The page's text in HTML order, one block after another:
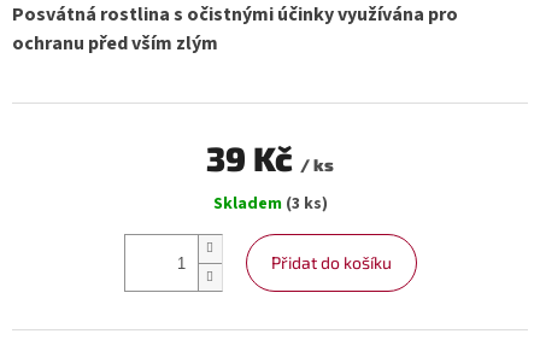
Posvátná rostlina s očistnými účinky využívána pro
ochranu před vším zlým
39 Kč / ks
cena:
Skladem (3 ks)
Přidat do košíku